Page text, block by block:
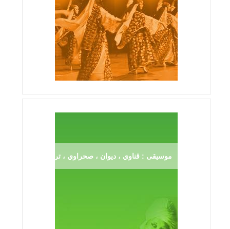
موسيقى : قناوي ، ديوان ، صحراوي ، ترڨية